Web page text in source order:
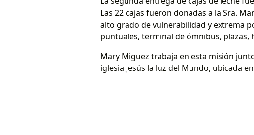
Las 22 cajas fueron donadas a la Sra.
alto grado de vulnerabilidad y extrema
puntuales, terminal de ómnibus,
Mary Miguez trabaja en esta misión
iglesia Jesús la luz del Mundo, ubicada